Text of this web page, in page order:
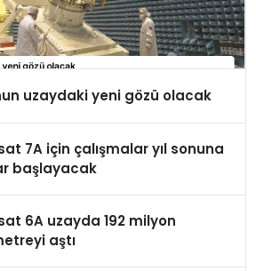
uzaydaki yeni gözü olacak
7A için çalışmalar yıl sonuna
başlayacak
6A uzayda 192 milyon
aştı